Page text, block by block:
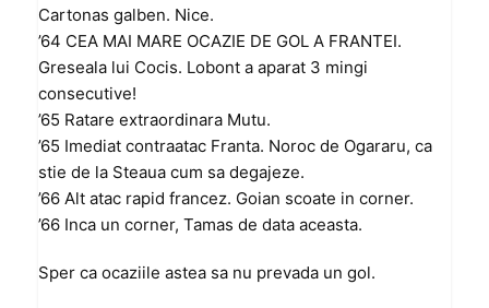
Cartonas galben. Nice.
’64 CEA MAI MARE OCAZIE DE GOL A FRANTEI.
Greseala lui Cocis. Lobont a aparat 3 mingi
consecutive!
’65 Ratare extraordinara Mutu.
’65 Imediat contraatac Franta. Noroc de Ogararu, ca
stie de la Steaua cum sa degajeze.
’66 Alt atac rapid francez. Goian scoate in corner.
’66 Inca un corner, Tamas de data aceasta.
Sper ca ocaziile astea sa nu prevada un gol.